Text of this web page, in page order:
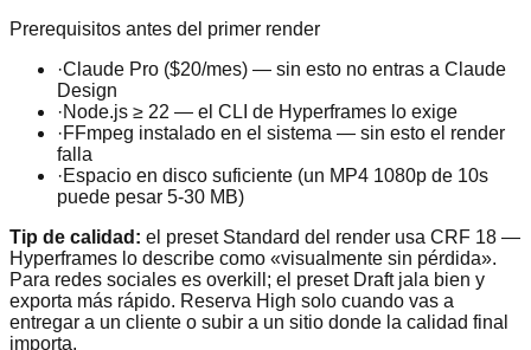
Prerequisitos antes del primer render
·Claude Pro ($20/mes) — sin esto no entras a Claude
Design
·Node.js ≥ 22 — el CLI de Hyperframes lo exige
·FFmpeg instalado en el sistema — sin esto el render
falla
·Espacio en disco suficiente (un MP4 1080p de 10s
puede pesar 5-30 MB)
Tip de calidad: el preset Standard del render usa CRF 18 —
Hyperframes lo describe como «visualmente sin pérdida».
Para redes sociales es overkill; el preset Draft jala bien y
exporta más rápido. Reserva High solo cuando vas a
entregar a un cliente o subir a un sitio donde la calidad final
importa.